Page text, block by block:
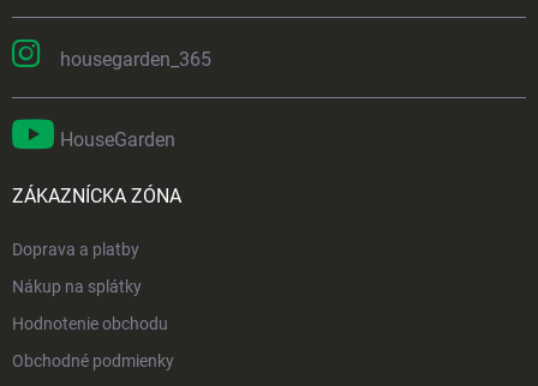
housegarden_365
HouseGarden
ZÁKAZNÍCKA ZÓNA
Doprava a platby
Nákup na splátky
Hodnotenie obchodu
Obchodné podmienky